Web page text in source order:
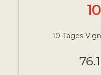
10
10-Tages-